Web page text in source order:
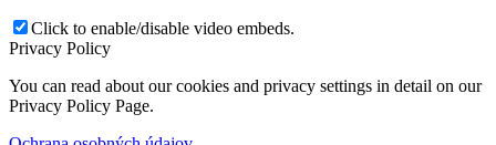
Click to enable/disable video embeds.
Privacy Policy
You can read about our cookies and privacy settings in detail on our
Privacy Policy Page.